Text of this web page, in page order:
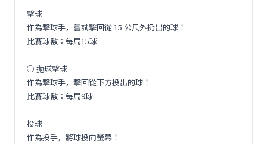
擊球
作為擊球手，嘗試擊回從 15 公尺外扔出的球！
比賽球數：每局15球
○ 拋球擊球
作為擊球手，擊回從下方投出的球！
比賽球數：每局9球
投球
作為投手，將球投向螢幕！